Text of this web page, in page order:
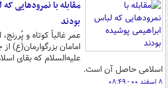
مقابله با نمرودهایی
بودند
عمر غالباً کوتاه و
امامان بزرگوارمان‌(ع)
علیه‌السلام که بقای
اسلامی حاصل آن است.
۸ اسفند ۰۰ - ۰۸:۴۹